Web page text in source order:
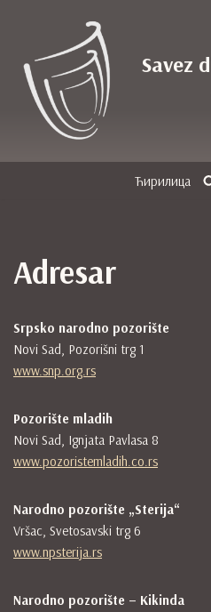
na
sadržaj
Savez
Ћирилица
Adresar
Srpsko narodno pozorište
Novi Sad, Pozorišni trg 1
www.snp.org.rs
Pozorište mladih
Novi Sad, Ignjata Pavlasa 8
www.pozoristemladih.co.rs
Narodno pozorište „Sterija“
Vršac, Svetosavski trg 6
www.npsterija.rs
Narodno pozorište – Kikinda